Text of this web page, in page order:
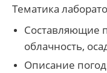
Тематика
Составляющие
облачность,
Описание